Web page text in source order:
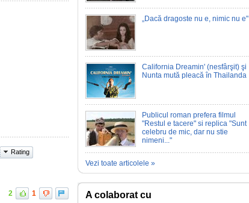
Rating
2 1
„Dacă dragoste nu e, nimic nu e"
California Dreamin' (nesfârşit) şi
Nunta mută pleacă în Thailanda
Publicul roman prefera filmul
"Restul e tacere" si replica "Sunt
celebru de mic, dar nu stie
nimeni..."
Vezi toate articolele »
A colaborat cu